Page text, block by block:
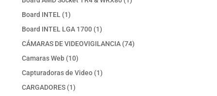
Board INTEL 11
producto
Board INTEL LGA 1700 11
producto
CÁMARAS DE VIDEOVIGILANCIA 7474
Camaras Web 1010
productos
Capturadoras de Video 11
CARGADORES 11